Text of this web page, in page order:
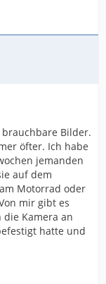
brauchbare Bilder.
öfter. Ich habe
jemanden
auf dem
Motorrad oder
mir gibt es
Kamera an
hatte und